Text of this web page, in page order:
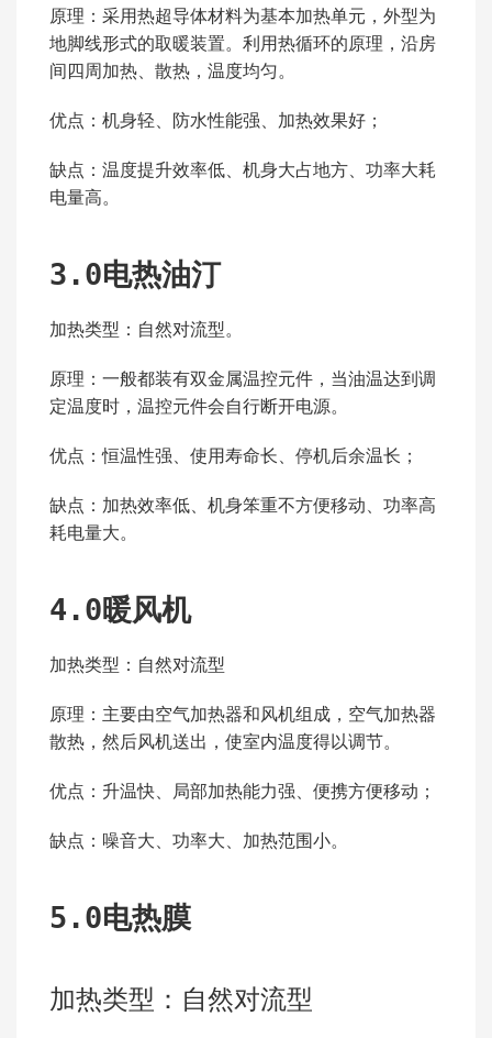
原理：采用热超导体材料为基本加热单元，外型为
地脚线形式的取暖装置。利用热循环的原理，沿房
间四周加热、散热，温度均匀。
优点：机身轻、防水性能强、加热效果好；
缺点：温度提升效率低、机身大占地方、功率大耗
电量高。
3.0电热油汀
加热类型：自然对流型。
原理：一般都装有双金属温控元件，当油温达到调
定温度时，温控元件会自行断开电源。
优点：恒温性强、使用寿命长、停机后余温长；
缺点：加热效率低、机身笨重不方便移动、功率高
耗电量大。
4.0暖风机
加热类型：自然对流型
原理：主要由空气加热器和风机组成，空气加热器
散热，然后风机送出，使室内温度得以调节。
优点：升温快、局部加热能力强、便携方便移动；
缺点：噪音大、功率大、加热范围小。
5.0电热膜
加热类型：自然对流型